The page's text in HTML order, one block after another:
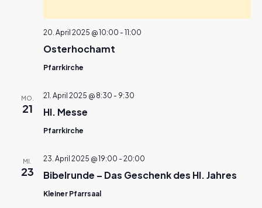
Osterhochamt
20. April 2025 @ 10:00 - 11:00
Pfarrkirche
MO.
21 Hl. Messe
21. April 2025 @ 8:30 - 9:30
Pfarrkirche
MI.
23 Bibelrunde – Das Geschenk des Hl. Jahres
23. April 2025 @ 19:00 - 20:00
Kleiner Pfarrsaal